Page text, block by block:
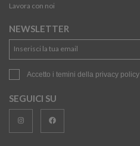
Lavora con noi
NEWSLETTER
Accetto i temini della privacy policy
SEGUICI SU